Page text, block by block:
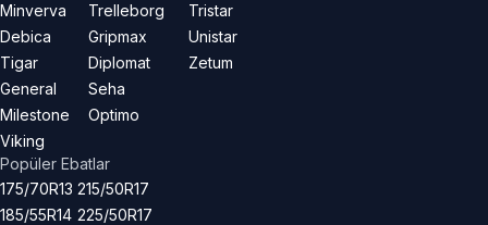
Minverva
Debica
Tigar
General
Milestone
Viking
Trelleborg
Gripmax
Diplomat
Seha
Optimo
Tristar
Unistar
Zetum
Popüler Ebatlar
175/70R13
185/55R14
215/50R17
225/50R17